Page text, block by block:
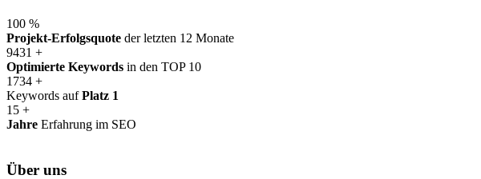
100 %
Projekt-Erfolgsquote der letzten 12 Monate
9431 +
Optimierte Keywords in den TOP 10
1734 +
Keywords aufPlatz 1
15 +
Jahre Erfahrung im SEO
Über uns